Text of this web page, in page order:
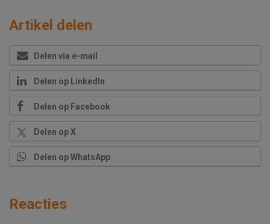
Artikel delen
Delen via e-mail
Delen op LinkedIn
Delen op Facebook
Delen op X
Delen op WhatsApp
Reacties